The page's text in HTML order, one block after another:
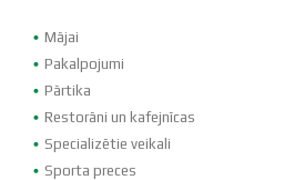
Mājai
Pakalpojumi
Pārtika
Restorāni un kafejnīcas
Specializētie veikali
Sporta preces